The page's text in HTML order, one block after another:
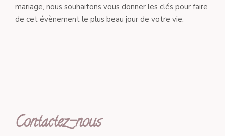
mariage, nous souhaitons vous donner les clés pour faire
de cet évènement le plus beau jour de votre vie.
Contactez-nous